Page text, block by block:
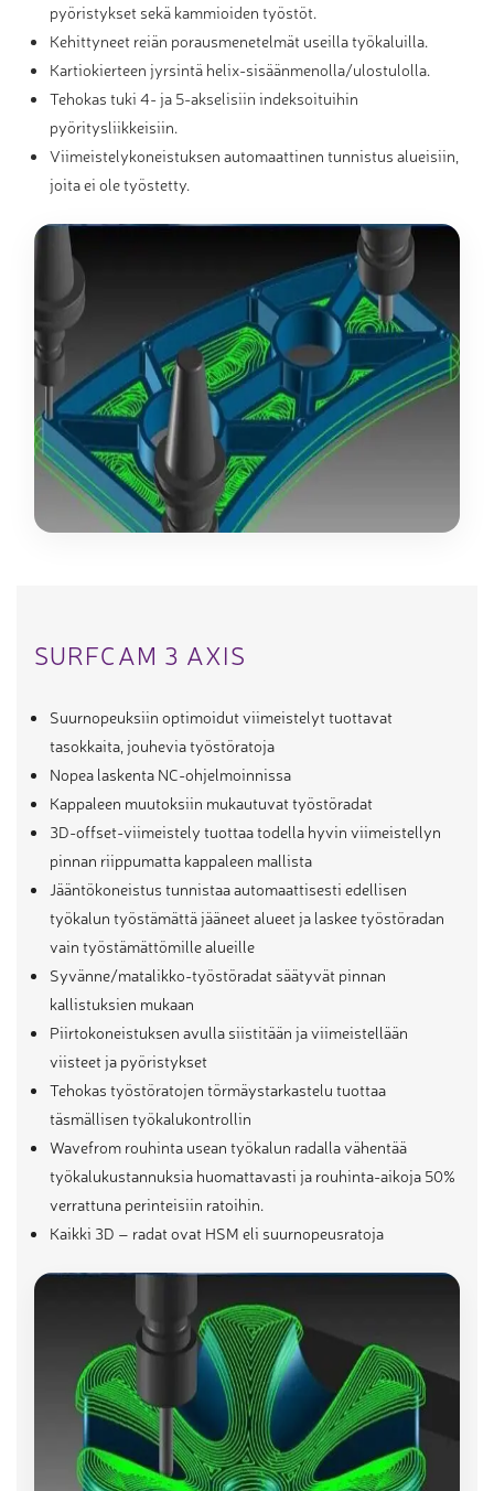
pyöristykset sekä kammioiden työstöt.
Kehittyneet reiän porausmenetelmät useilla työkaluilla.
Kartiokierteen jyrsintä helix-sisäänmenolla/ulostulolla.
Tehokas tuki 4- ja 5-akselisiin indeksoituihin
pyöritysliikkeisiin.
Viimeistelykoneistuksen automaattinen tunnistus alueisiin,
joita ei ole työstetty.
SURFCAM 3 AXIS
Suurnopeuksiin optimoidut viimeistelyt tuottavat
tasokkaita, jouhevia työstöratoja
Nopea laskenta NC-ohjelmoinnissa
Kappaleen muutoksiin mukautuvat työstöradat
3D-offset-viimeistely tuottaa todella hyvin viimeistellyn
pinnan riippumatta kappaleen mallista
Jääntökoneistus tunnistaa automaattisesti edellisen
työkalun työstämättä jääneet alueet ja laskee työstöradan
vain työstämättömille alueille
Syvänne/matalikko-työstöradat säätyvät pinnan
kallistuksien mukaan
Piirtokoneistuksen avulla siistitään ja viimeistellään
viisteet ja pyöristykset
Tehokas työstöratojen törmäystarkastelu tuottaa
täsmällisen työkalukontrollin
Wavefrom rouhinta usean työkalun radalla vähentää
työkalukustannuksia huomattavasti ja rouhinta-aikoja 50%
verrattuna perinteisiin ratoihin.
Kaikki 3D – radat ovat HSM eli suurnopeusratoja